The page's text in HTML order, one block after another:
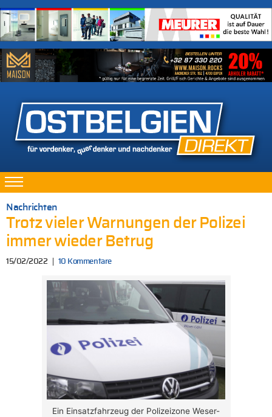
Nachrichten
Trotz vieler Warnungen der Polizei
immer wieder Betrug
15/02/2022 10 Kommentare
Ein Einsatzfahrzeug der Polizeizone Weser-